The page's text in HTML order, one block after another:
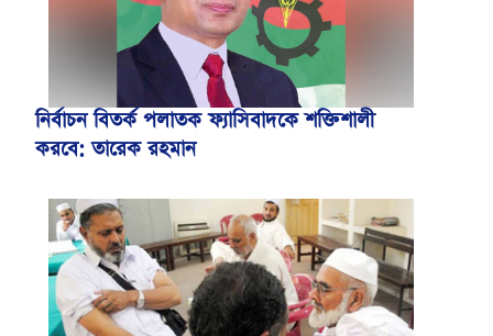
নির্বাচন বিতর্ক পলাতক ফ্যাসিবাদকে শক্তিশালী
করবে: তারেক রহমান